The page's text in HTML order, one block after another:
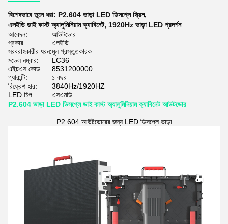
বিশেষভাবে তুলে ধরা: P2.604 ভাড়া LED ডিসপ্লে স্ক্রিন,
এলইডি ডাই কাস্ট অ্যালুমিনিয়াম ক্যাবিনেট, 1920Hz ভাড়া LED প্রদর্শন
আবেদন:
আউটডোর
প্রকার:
এলইডি
সরবরাহকারীর ধরন:মূল প্রস্তুতকারক
মডেল নম্বার:
LC36
এইচএস কোড:
8531200000
গ্যারান্টি:
১ বছর
রিফ্রেশ হার:
3840Hz/1920HZ
LED চিপ:
এসএমডি
P2.604 ভাড়া LED ডিসপ্লে ডাই কাস্ট অ্যালুমিনিয়াম ক্যাবিনেট আউটডোর
P2.604 আউটডোরের জন্য LED ডিসপ্লে ভাড়া